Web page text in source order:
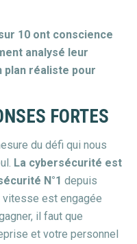
10 ont conscience
analysé leur
plan réaliste pour
FORTES
du défi qui nous
La cybersécurité est
N°1 depuis
vitesse est engagée
il faut que
et votre personnel